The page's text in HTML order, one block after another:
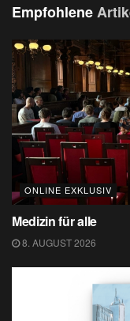
Empfohlene
ONLINE EXKLUSIV
Medizin für alle
8. AUGUST 2026